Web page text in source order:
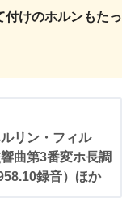
付けのホルンもたっ
ルリン・フィル
曲第3番変ホ長調
録音）ほか